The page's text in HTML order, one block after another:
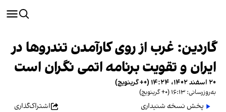
گاردین: غرب از روی کارآمدن تندروها در
ایران و تقویت برنامه‌ اتمی نگران است
۲۰ اسفند ۱۴۰۲، ۱۴:۲۴ (‎+۰ گرینویچ)
به‌روزرسانی: ۱۶:۱۳ (‎+۰ گرینویچ)
پخش نسخه شنیداری اشتراک‌گذاری